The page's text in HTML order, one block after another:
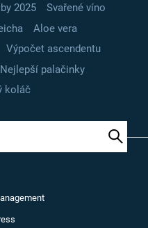
2025
Svařené víno
Aloe vera
Výpočet ascendentu
Nejlepší palačinky
koláč